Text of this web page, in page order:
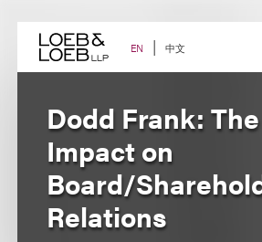
content EN 中文
Dodd Frank: The
Impact on
Board/
Relations